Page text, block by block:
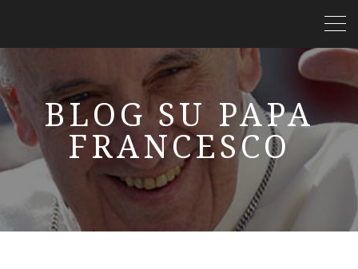
BLOG SU PAPA
FRANCESCO